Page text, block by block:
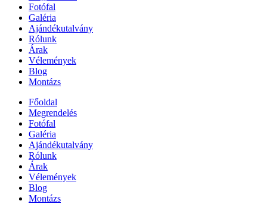
Fotófal
Galéria
Ajándékutalvány
Rólunk
Árak
Vélemények
Blog
Montázs
Főoldal
Megrendelés
Fotófal
Galéria
Ajándékutalvány
Rólunk
Árak
Vélemények
Blog
Montázs